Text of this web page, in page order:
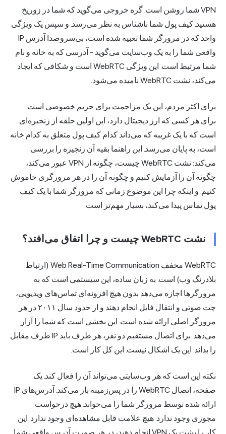
VPN شما روشن است. گره خروجی می‌گوید که شما در زوریخ
هستید. کیف پول شما ناشناس به نظر می‌رسد. و سپس یک ویژگی
واحد که در مرورگر شما تعبیه شده است، بی‌سروصداآدرس IP
واقعی شما را به یک وب‌سایت می‌گوید - آدرسی که به خانه و نام
شما مرتبط است. این ویژگی WebRTC است و شکافی که ایجاد
می‌کند، نشت WebRTC نامیده می‌شود.
برای اکثر مردم، این یک مزاحمت برای حریم خصوصی است.
برای هر کسی که ارز دیجیتال دارد، این اولین حلقه از زنجیره‌ای
است که با یک غریبه که می‌داند کدام کیف پول متعلق به کدام خانه
است، به پایان می‌رسد. این راهنما بقیه آن زنجیره را بررسی
می‌کند: نشت WebRTC چیست، چگونه از VPN عبور می‌کند،
چگونه آن را آزمایش کنیم و چگونه آن را در هر مرورگری خاموش
کنیم. و اینکه چرا این موضوع زمانی که مرورگر شما با یک کیف
پول تماس پیدا می‌کند، بسیار مهم‌تر است.
نشت WebRTC چیست و چرا اتفاق می‌افتد؟
WebRTC مخفف Web Real-Time Communication (ارتباط
بلادرنگ وب) است. به زبان ساده، این سیستمی است که به
مرورگرها اجازه می‌دهد بدون هیچ افزونه‌ای تماس‌های ویدیویی،
چت صوتی و انتقال فایل انجام دهند و از حدود سال ۲۰۱۱ در هر
مرورگر اصلی ارائه شده است. این بخشی است که شما را آزار
می‌دهد. برای اتصال مستقیم دو نفر، هر طرف باید IP طرف مقابل
را بداند. این یک اشکال نیست. این کل کار است.
نکته این است که هر وب‌سایتی می‌تواند آن را فعال کند. یک
صفحه، اتصال WebRTC را در پس‌زمینه باز می‌کند. آدرس‌های IP
ارائه شده توسط مرورگر شما را می‌خواند. هیچ درخواست
مجوزی وجود ندارد. هیچ علامت قابل مشاهده‌ای وجود ندارد. این